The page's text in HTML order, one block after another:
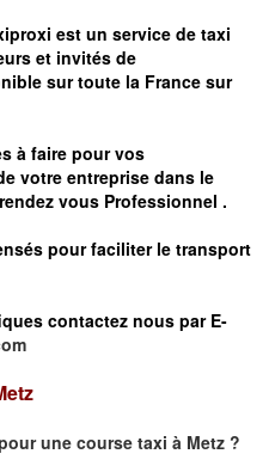
est un service de taxi
et invités de
sur toute la France sur
à faire pour vos
votre entreprise dans le
vous Professionnel .
pour faciliter letransport
contactez nous par E-
une course taxi à Metz ?